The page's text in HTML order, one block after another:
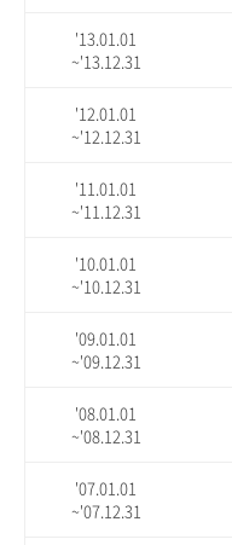
'13.01.01
~'13.12.31
'12.01.01
~'12.12.31
'11.01.01
~'11.12.31
'10.01.01
~'10.12.31
'09.01.01
~'09.12.31
'08.01.01
~'08.12.31
'07.01.01
~'07.12.31